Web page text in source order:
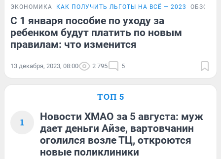
ЭКОНОМИКА КАК ПОЛУЧИТЬ ЛЬГОТЫ НА ВСЁ — 2023 ОБЗОР
С 1 января пособие по уходу за
ребенком будут платить по новым
правилам: что изменится
13 декабря, 2023, 08:00 2 795 5
ТОП 5
1
Новости ХМАО за 5 августа: муж
дает деньги Айзе, вартовчанин
оголился возле ТЦ, откроются
новые поликлиники